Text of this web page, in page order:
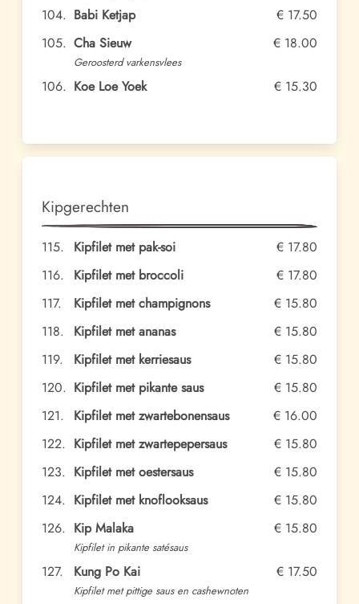
104. Babi Ketjap
€ 17.50
105. Cha Sieuw € 18.00
Geroosterd varkensvlees
106. Koe Loe Yoek € 15.30
Kipgerechten
115. Kipfilet met pak-soi
€ 17.80
116.
Kipfilet met broccoli
€ 17.80
117.
Kipfilet met champignons
€ 15.80
118.
Kipfilet met ananas
€ 15.80
119.
Kipfilet met kerriesaus
€ 15.80
120. Kipfilet met pikante saus
€ 15.80
121.
Kipfilet met zwartebonensaus
€ 16.00
122. Kipfilet met zwartepepersaus
€ 15.80
123. Kipfilet met oestersaus
€ 15.80
124. Kipfilet met knoflooksaus
€ 15.80
126. Kip Malaka € 15.80
Kipfilet in pikante satésaus
127. Kung Po Kai € 17.50
Kipfilet met pittige saus en cashewnoten